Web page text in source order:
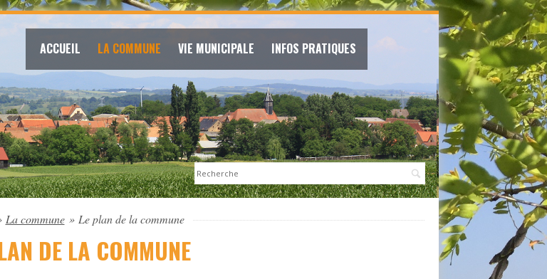
ACCUEIL LA COMMUNE VIE MUNICIPALE INFOS PRATIQUES
Search:
La commune » Le plan de la commune
DE LA COMMUNE